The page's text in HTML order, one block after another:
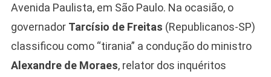
Avenida Paulista, em São Paulo. Na ocasião, o
governador Tarcísio de Freitas (Republicanos-SP)
classificou como “tirania” a condução do ministro
Alexandre de Moraes, relator dos inquéritos